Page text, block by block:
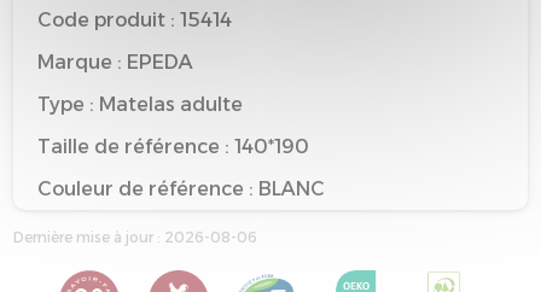
Code produit : 15414
Marque : EPEDA
Type : Matelas adulte
Taille de référence : 140*190
Couleur de référence : BLANC
Dernière mise à jour : 2026-08-06